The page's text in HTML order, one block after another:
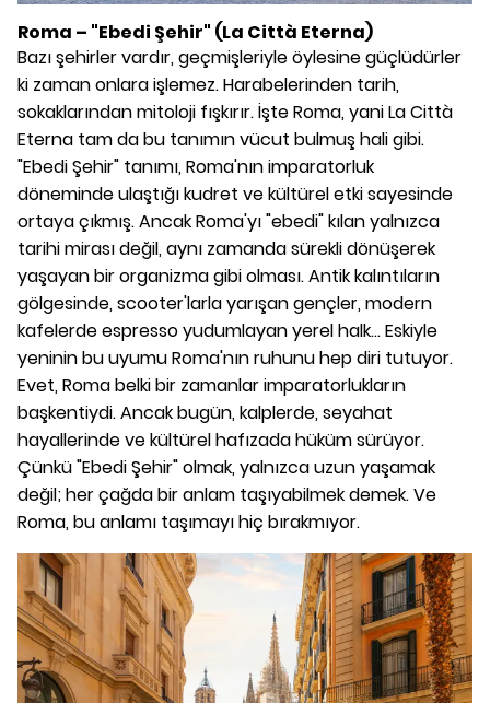
Roma – "Ebedi Şehir" (La Città Eterna)
Bazı şehirler vardır, geçmişleriyle öylesine güçlüdürler
ki zaman onlara işlemez. Harabelerinden tarih,
sokaklarından mitoloji fışkırır. İşte Roma, yani La Città
Eterna tam da bu tanımın vücut bulmuş hali gibi.
"Ebedi Şehir" tanımı, Roma'nın imparatorluk
döneminde ulaştığı kudret ve kültürel etki sayesinde
ortaya çıkmış. Ancak Roma'yı "ebedi" kılan yalnızca
tarihi mirası değil, aynı zamanda sürekli dönüşerek
yaşayan bir organizma gibi olması. Antik kalıntıların
gölgesinde, scooter'larla yarışan gençler, modern
kafelerde espresso yudumlayan yerel halk... Eskiyle
yeninin bu uyumu Roma'nın ruhunu hep diri tutuyor.
Evet, Roma belki bir zamanlar imparatorlukların
başkentiydi. Ancak bugün, kalplerde, seyahat
hayallerinde ve kültürel hafızada hüküm sürüyor.
Çünkü "Ebedi Şehir" olmak, yalnızca uzun yaşamak
değil; her çağda bir anlam taşıyabilmek demek. Ve
Roma, bu anlamı taşımayı hiç bırakmıyor.